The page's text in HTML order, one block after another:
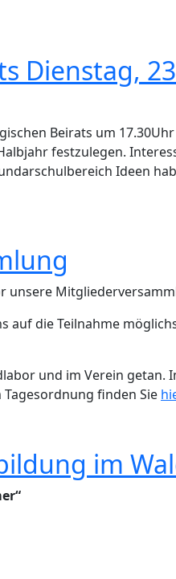
Dienstag,
Beirats um
festzulegen.
Ideen
unsere
auf die Teilnahme
und im Verein getan.
finden Sie
im